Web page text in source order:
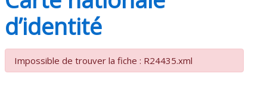
d’identité
Impossible de trouver la fiche : R24435.xml